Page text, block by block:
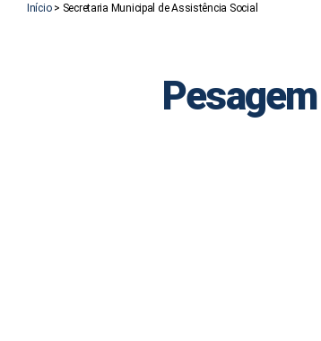
Início> Secretaria Municipal de Assistência Social